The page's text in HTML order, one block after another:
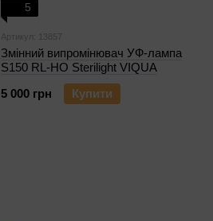
5
Артикул: 13857
Змінний випромінювач УФ-лампа
S150 RL-HO Sterilight VIQUA
5 000 грн
Купити